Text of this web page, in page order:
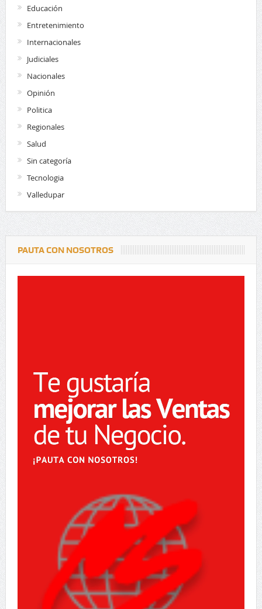
Educación
Entretenimiento
Internacionales
Judiciales
Nacionales
Opinión
Politica
Regionales
Salud
Sin categoría
Tecnologia
Valledupar
PAUTA CON NOSOTROS